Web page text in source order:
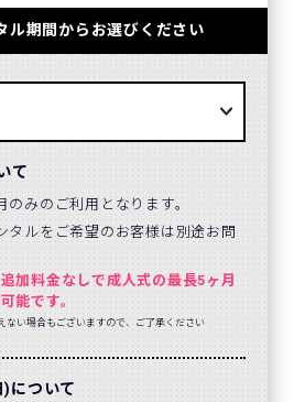
ル期間からお選びください
て
のみのご利用となります。
タルをご希望のお客様は別途お問
加料金なしで成人式の最長5ヶ月
能です。
い場合もございますので、ご了承ください
について